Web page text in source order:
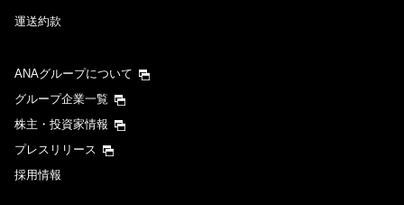
運送約款
ANAグループについて
グループ企業一覧
株主・投資家情報
プレスリリース
採用情報